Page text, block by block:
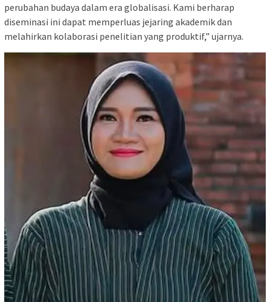
perubahan budaya dalam era globalisasi. Kami berharap
diseminasi ini dapat memperluas jejaring akademik dan
melahirkan kolaborasi penelitian yang produktif,” ujarnya.